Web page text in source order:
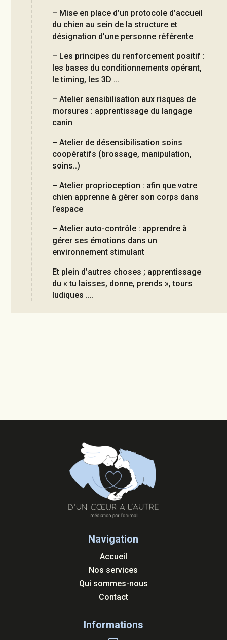
– Mise en place d’un protocole d’accueil
du chien au sein de la structure et
désignation d’une personne référente
– Les principes du renforcement positif :
les bases du conditionnements opérant,
le timing, les 3D …
– Atelier sensibilisation aux risques de
morsures : apprentissage du langage
canin
– Atelier de désensibilisation soins
coopératifs (brossage, manipulation,
soins..)
– Atelier proprioception : afin que votre
chien apprenne à gérer son corps dans
l’espace
– Atelier auto-contrôle : apprendre à
gérer ses émotions dans un
environnement stimulant
Et plein d’autres choses ; apprentissage
du « tu laisses, donne, prends », tours
ludiques ….
Navigation
Accueil
Nos services
Qui sommes-nous
Contact
Informations